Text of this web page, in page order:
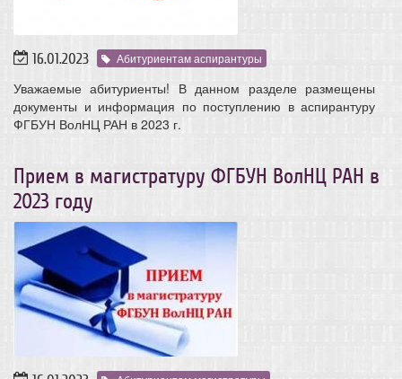
16.01.2023 Абитуриентам аспирантуры
Уважаемые абитуриенты! В данном разделе размещены
документы и информация по поступлению в аспирантуру
ФГБУН ВолНЦ РАН в 2023 г.
Прием в магистратуру ФГБУН ВолНЦ РАН в
2023 году